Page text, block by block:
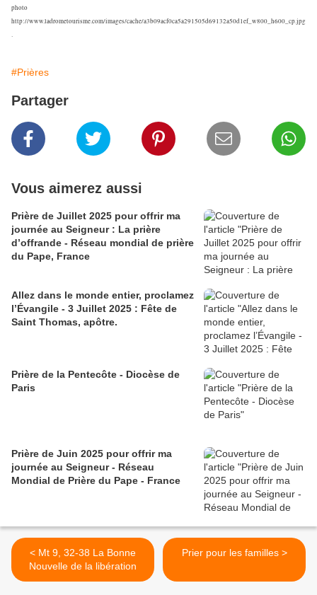
photo
http://www.ladrometourisme.com/images/cache/a3b09acf0ca5a291505d69132a50d1ef_w800_h600_cp.jpg
.
#Prières
Partager
Vous aimerez aussi
Prière de Juillet 2025 pour offrir ma
journée au Seigneur : La prière
d’offrande - Réseau mondial de prière
du Pape, France
Allez dans le monde entier, proclamez
l’Évangile - 3 Juillet 2025 : Fête de
Saint Thomas, apôtre.
Prière de la Pentecôte - Diocèse de
Paris
Prière de Juin 2025 pour offrir ma
journée au Seigneur - Réseau
Mondial de Prière du Pape - France
< Mt 9, 32-38 La Bonne
Nouvelle de la libération
Prier pour les familles >